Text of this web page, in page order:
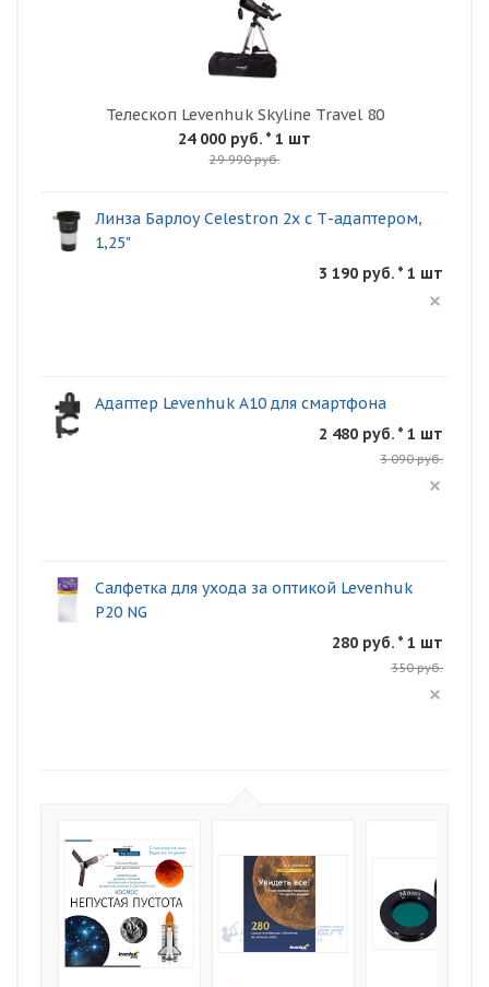
Телескоп Levenhuk Skyline Travel 80
24 000 руб. * 1 шт
29 990 руб.
Линза Барлоу Celestron 2x с Т-адаптером,
1,25"
3 190 руб. * 1 шт
Адаптер Levenhuk A10 для смартфона
2 480 руб. * 1 шт
3 090 руб.
Салфетка для ухода за оптикой Levenhuk
P20 NG
280 руб. * 1 шт
350 руб.